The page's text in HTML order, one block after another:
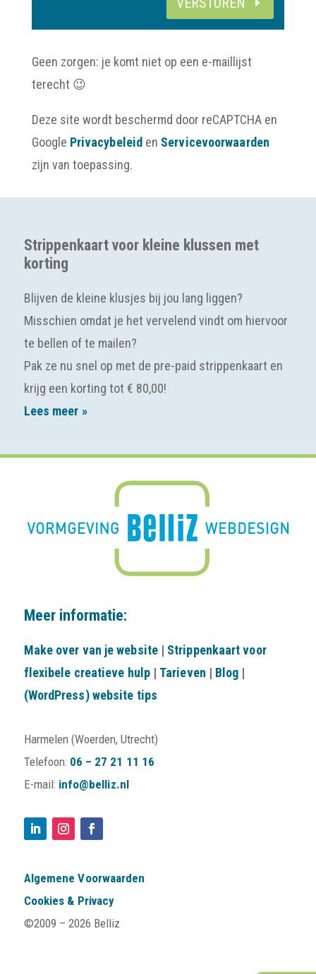
Geen zorgen: je komt niet op een e-maillijst
terecht 😉
Deze site wordt beschermd door reCAPTCHA en
Google Privacybeleid en Servicevoorwaarden
zijn van toepassing.
Strippenkaart voor kleine klussen met
korting
Blijven de kleine klusjes bij jou lang liggen?
Misschien omdat je het vervelend vindt om hiervoor
te bellen of te mailen?
Pak ze nu snel op met de pre-paid strippenkaart en
krijg een korting tot € 80,00!
Lees meer »
Meer informatie:
Make over van je website | Strippenkaart voor
flexibele creatieve hulp | Tarieven | Blog |
(WordPress) website tips
Harmelen (Woerden, Utrecht)
Telefoon: 06 – 27 21 11 16
E-mail: info@belliz.nl
Algemene Voorwaarden
Cookies & Privacy
©2009 – 2026 Belliz